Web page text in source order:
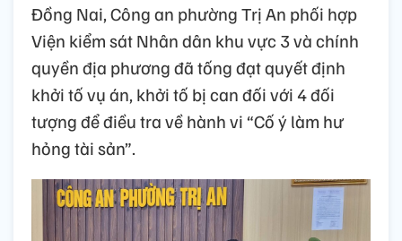
Đồng Nai, Công an phường Trị An phối hợp
Viện kiểm sát Nhân dân khu vực 3 và chính
quyền địa phương đã tống đạt quyết định
khởi tố vụ án, khởi tố bị can đối với 4 đối
tượng để điều tra về hành vi “Cố ý làm hư
hỏng tài sản”.